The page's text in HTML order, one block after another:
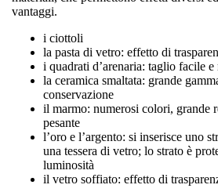
vantaggi.
i ciottoli
la pasta di vetro: effetto di
i quadrati d’arenaria: taglio facile
la ceramica smaltata: grande
conservazione
il marmo: numerosi colori, grande
pesante
l’oro e l’argento: si inserisce uno
una tessera di vetro; lo strato è
luminosità
il vetro soffiato: effetto di